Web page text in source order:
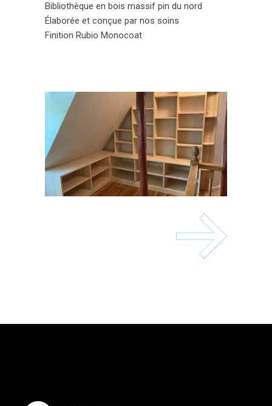
Bibliothèque en bois massif pin du nord
Élaborée et conçue par nos soins
Finition Rubio Monocoat